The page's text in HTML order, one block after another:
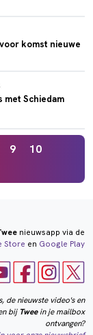
komst nieuwe
Schiedam
9
10
nieuwsapp via de
Store en Google Play
de nieuwste video's en
bij Tweein je mailbox
ontvangen?